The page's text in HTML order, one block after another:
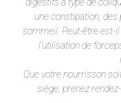
digestifs à type de
une constipation,
sommeil. Peut-être est-
l’utilisation de
Que votre nourrisson
siège, prenez